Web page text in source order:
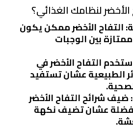
لنظامك الغذائي؟
: التفاح الأخضر ممكن يكون
بين الوجبات
التفاح الأخضر في
الطبيعية عشان تستفيد
: ضيف شرائح التفاح الأخضر
عشان تضيف نكهة